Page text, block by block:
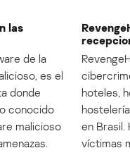
las
de la
es el
donde
conocido
malicioso
hoteles,
en Brasil.
víctimas